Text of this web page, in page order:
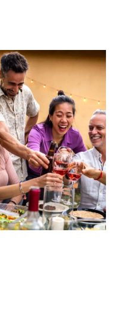
Pâtes
Pâtisseries
Pizzas
Plat Mijoté
Plats À Base De
Truffes
Plats Épicés
Plats Froids
Plats Sucré Salé
Poissons
Poissons En Sauce
Porc
Potirons
Risotto
Salades